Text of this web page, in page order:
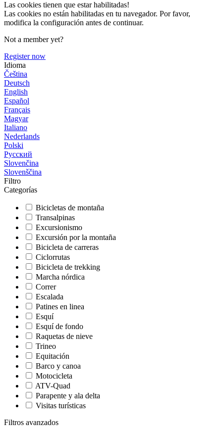
Las cookies tienen que estar habilitadas!
Las cookies no están habilitadas en tu navegador. Por favor,
modifica la configuración antes de continuar.
Not a member yet?
Register now
Idioma
Čeština
Deutsch
English
Español
Français
Magyar
Italiano
Nederlands
Polski
Русский
Slovenčina
Slovenščina
Filtro
Categorías
Bicicletas de montaña
Transalpinas
Excursionismo
Excursión por la montaña
Bicicleta de carreras
Ciclorrutas
Bicicleta de trekking
Marcha nórdica
Correr
Escalada
Patines en linea
Esquí
Esquí de fondo
Raquetas de nieve
Trineo
Equitación
Barco y canoa
Motocicleta
ATV-Quad
Parapente y ala delta
Visitas turísticas
Filtros avanzados